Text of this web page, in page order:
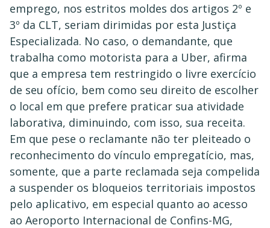
emprego, nos estritos moldes dos artigos 2º e
3º da CLT, seriam dirimidas por esta Justiça
Especializada. No caso, o demandante, que
trabalha como motorista para a Uber, afirma
que a empresa tem restringido o livre exercício
de seu ofício, bem como seu direito de escolher
o local em que prefere praticar sua atividade
laborativa, diminuindo, com isso, sua receita.
Em que pese o reclamante não ter pleiteado o
reconhecimento do vínculo empregatício, mas,
somente, que a parte reclamada seja compelida
a suspender os bloqueios territoriais impostos
pelo aplicativo, em especial quanto ao acesso
ao Aeroporto Internacional de Confins-MG,